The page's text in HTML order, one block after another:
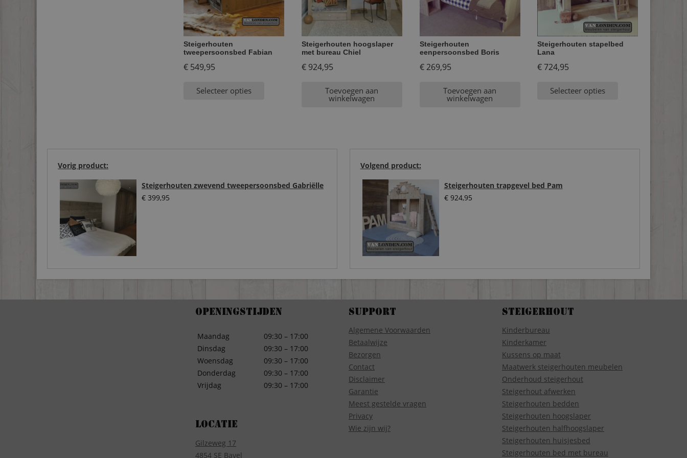
Steigerhouten
tweepersoonsbed Fabian
€549,95
Selecteer opties
Steigerhouten hoogslaper
met bureau Chiel
€924,95
Toevoegen aan
winkelwagen
Steigerhouten
eenpersoonsbed Boris
€269,95
Toevoegen aan
winkelwagen
Steigerhouten stapelbed
Lana
€724,95
Selecteer opties
Volgend product:
Steigerhouten trapgevel bed Pam
€924,95
Vorig product:
Steigerhouten zwevend tweepersoonsbed Gabriëlle
€ 399,95
Openingstijden
Maandag
Dinsdag
Woensdag
Donderdag
Vrijdag
09:30 – 17:00
09:30 – 17:00
09:30 – 17:00
09:30 – 17:00
09:30 – 17:00
Locatie
Gilzeweg 17
4854 SE Bavel
Support
Algemene Voorwaarden
Betaalwijze
Bezorgen
Contact
Disclaimer
Garantie
Meest gestelde vragen
Privacy
Wie zijn wij?
Steigerhout
Kinderbureau
Kinderkamer
Kussens op maat
Maatwerk steigerhouten meubelen
Onderhoud steigerhout
Steigerhout afwerken
Steigerhouten bedden
Steigerhouten hoogslaper
Steigerhouten halfhoogslaper
Steigerhouten huisjesbed
Steigerhouten bed met bureau